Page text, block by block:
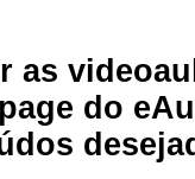
as
do